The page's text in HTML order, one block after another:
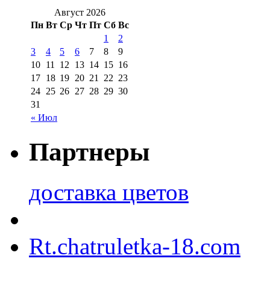
Август 2026
Пн Вт Ср Чт Пт Сб Вс
« Июл
1
2
3
4 5 6 7 8
9
10 11 12 13 14 15 16
17 18 19 20 21 22 23
24 25 26 27 28 29 30
31
Партнеры
доставка цветов
Rt.chatruletka-18.com